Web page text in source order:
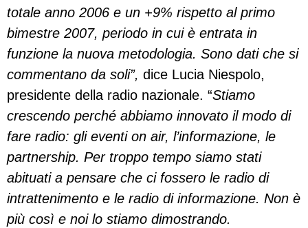
totale anno 2006 e un +9% rispetto al primo
bimestre 2007, periodo in cui è entrata in
funzione la nuova metodologia. Sono dati che si
commentano da soli”, dice Lucia Niespolo,
presidente della radio nazionale. “Stiamo
crescendo perché abbiamo innovato il modo di
fare radio: gli eventi on air, l’informazione, le
partnership. Per troppo tempo siamo stati
abituati a pensare che ci fossero le radio di
intrattenimento e le radio di informazione. Non è
più così e noi lo stiamo dimostrando.